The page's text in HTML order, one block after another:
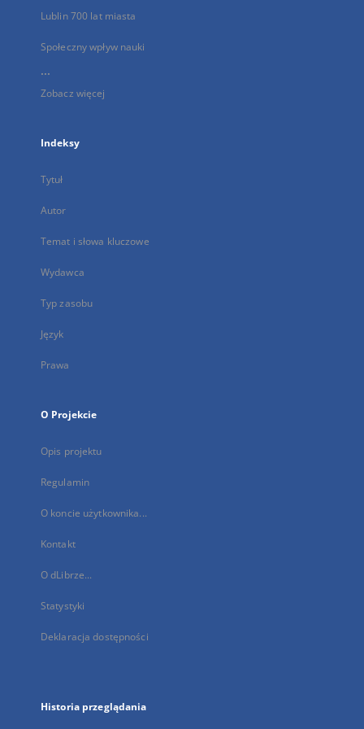
Lublin 700 lat miasta
Społeczny wpływ nauki
...
Zobacz więcej
Indeksy
Tytuł
Autor
Temat i słowa kluczowe
Wydawca
Typ zasobu
Język
Prawa
O Projekcie
Opis projektu
Regulamin
O koncie użytkownika...
Kontakt
O dLibrze...
Statystyki
Deklaracja dostępności
Historia przeglądania